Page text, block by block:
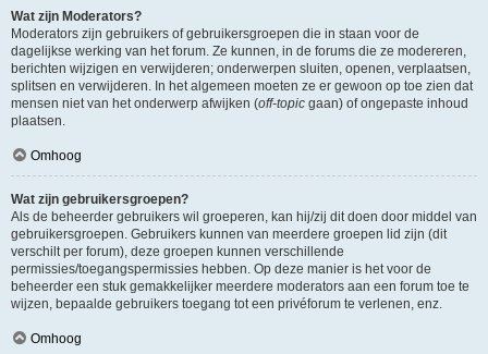
Wat zijn Moderators?
Moderators zijn gebruikers of gebruikersgroepen die in staan voor de
dagelijkse werking van het forum. Ze kunnen, in de forums die ze modereren,
berichten wijzigen en verwijderen; onderwerpen sluiten, openen, verplaatsen,
splitsen en verwijderen. In het algemeen moeten ze er gewoon op toe zien dat
mensen niet van het onderwerp afwijken (off-topic gaan) of ongepaste inhoud
plaatsen.
Omhoog
Wat zijn gebruikersgroepen?
Als de beheerder gebruikers wil groeperen, kan hij/zij dit doen door middel van
gebruikersgroepen. Gebruikers kunnen van meerdere groepen lid zijn (dit
verschilt per forum), deze groepen kunnen verschillende
permissies/toegangspermissies hebben. Op deze manier is het voor de
beheerder een stuk gemakkelijker meerdere moderators aan een forum toe te
wijzen, bepaalde gebruikers toegang tot een privéforum te verlenen, enz.
Omhoog